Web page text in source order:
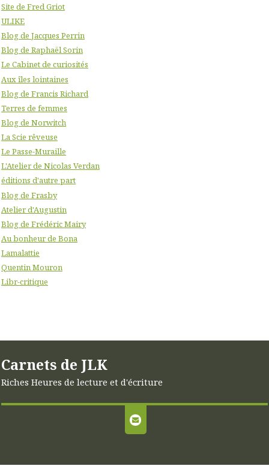
Site de Fred Griot
ULIKE
Blog de Jacques Perrin
Blog de Raphaël Sorin
Le Cabinet de curiosités
Aux îles lointaines
Blog de Francis Richard
Terres de femmes
Blog de Norwitch
La Scie rêveuse
Le Passe-Muraille
L'Atelier de Nicolas Verdan
éditions d'autre part
Blog de Frasby
Atelier d'Augustin
Blog de Frédéric Mairy
Au bonheur de Bona
Lamalattie
Quentin Mouron
Libr-critique
Carnets de JLK
Riches Heures de lecture et d'écriture